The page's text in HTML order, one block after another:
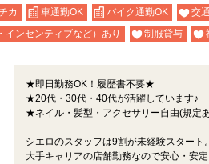
カ 車通勤OK バイク通勤OK
交
インセンティブなど）あり 制服貸与
★即日勤務OK！履歴書不要★
★20代・30代・40代が活躍しています♪
★ネイル・髪型・アクセサリー自由(規定
シエロのスタッフは9割が未経験スタート。
大手キャリアの店舗勤務なので安心・安定